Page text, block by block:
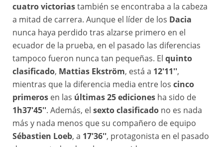
cuatro victoriastambién se encontraba a la cabeza
a mitad de carrera. Aunque el líder de los Dacia
nunca haya perdido tras alzarse primero en el
ecuador de la prueba, en el pasado las diferencias
tampoco fueron nunca tan pequeñas. El quinto
clasificado, Mattias Ekström, está a 12'11'',
mientras que la diferencia media entre los cinco
primeros en las últimas 25 ediciones ha sido de
1h37'45''. Además, el sexto clasificado no es nada
más y nada menos que su compañero de equipo
Sébastien Loeb, a 17'36'', protagonista en el pasado